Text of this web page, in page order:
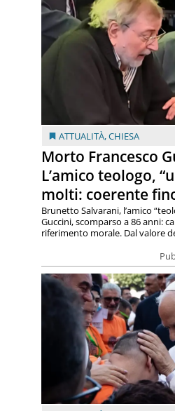
ATTUALITÀ,CHIESA
Morto Francesco
L’amico teologo,
molti: coerente
Brunetto Salvarani, l’amico
Guccini, scomparso a 86 anni:
riferimento morale. Dal valore